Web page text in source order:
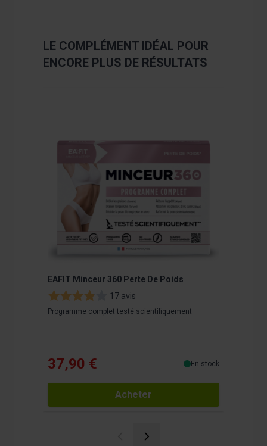
LE COMPLÉMENT IDÉAL POUR
ENCORE PLUS DE RÉSULTATS
EAFIT Minceur 360 Perte De Poids
17 avis
Programme complet testé scientifiquement
37,90 € En stock
Acheter